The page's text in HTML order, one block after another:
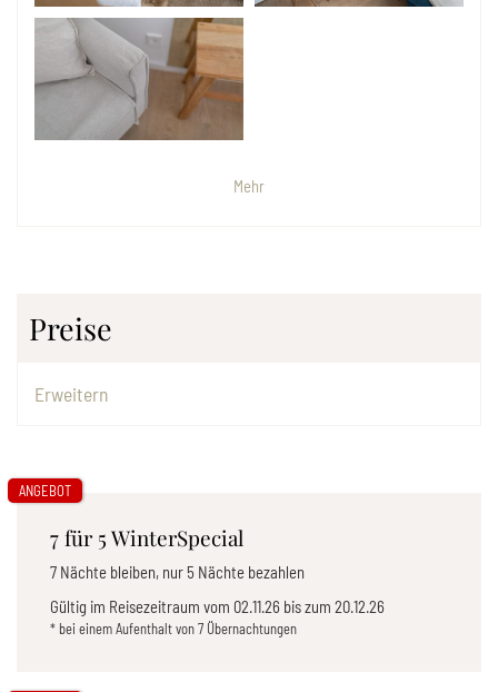
Mehr
Preise
Erweitern
7 für 5 WinterSpecial
7 Nächte bleiben, nur 5 Nächte bezahlen
Gültig im Reisezeitraum vom 02.11.26 bis zum 20.12.26
* bei einem Aufenthalt von 7 Übernachtungen
ANGEBOT